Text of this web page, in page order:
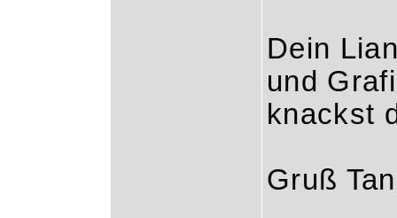
Dein
und
knackst
Gruß